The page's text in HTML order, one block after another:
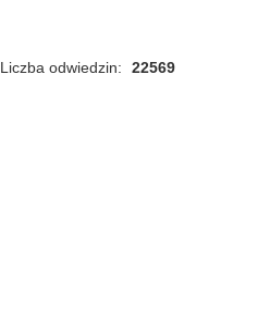
Liczba odwiedzin 22569